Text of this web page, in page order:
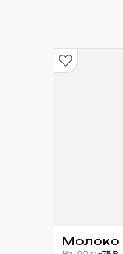
Молоко